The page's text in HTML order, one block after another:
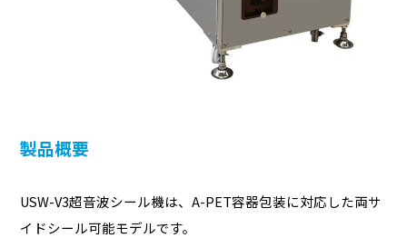
製品概要
USW-V3超音波シール機は、A-PET容器包装に対応した両サ
イドシール可能モデルです。